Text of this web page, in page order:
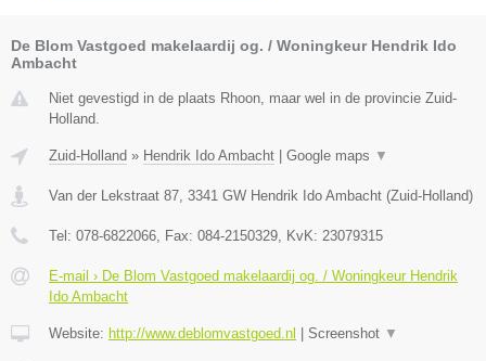
De Blom Vastgoed makelaardij og. / Woningkeur Hendrik Ido
Ambacht
Niet gevestigd in de plaats Rhoon, maar wel in de provincie Zuid-
Holland.
Zuid-Holland » Hendrik Ido Ambacht Google maps ▼
Van der Lekstraat 87, 3341 GW Hendrik Ido Ambacht (Zuid-Holland)
Tel: 078-6822066, Fax: 084-2150329, KvK: 23079315
E-mail › De Blom Vastgoed makelaardij og. / Woningkeur Hendrik
Ido Ambacht
Website: http://www.deblomvastgoed.nl Screenshot ▼